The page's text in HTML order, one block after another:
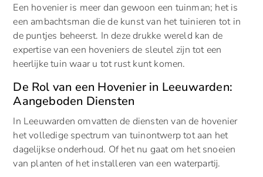
Een hovenier is meer dan gewoon een tuinman; het is
een ambachtsman die de kunst van het tuinieren tot in
de puntjes beheerst. In deze drukke wereld kan de
expertise van een hoveniers de sleutel zijn tot een
heerlijke tuin waar u tot rust kunt komen.
De Rol van een Hovenier in Leeuwarden:
Aangeboden Diensten
In Leeuwarden omvatten de diensten van de hovenier
het volledige spectrum van tuinontwerp tot aan het
dagelijkse onderhoud. Of het nu gaat om het snoeien
van planten of het installeren van een waterpartij.